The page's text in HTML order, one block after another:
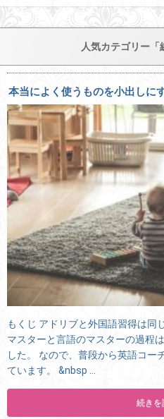
人気カテゴリー「
本当によく使うものを小出しに
もくじ アドリブと外国語習得は
マスターと言語のマスターの過程
した。 なので、普段から英語コー
ています。 &nbsp …
続きを